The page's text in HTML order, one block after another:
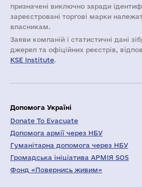
призначені виключно заради
зареєстровані торгові марки
власникам.
Заяви компаній i статистичні дані
джерел та офіційних реєстрів,
KSE Institute.
Допомога Україні
Donate To Evacuate
Допомога армії через НБУ
Гуманітарна допомога через НБУ
Громадська ініціатива АРМІЯ SOS
Фонд «Повернись живим»